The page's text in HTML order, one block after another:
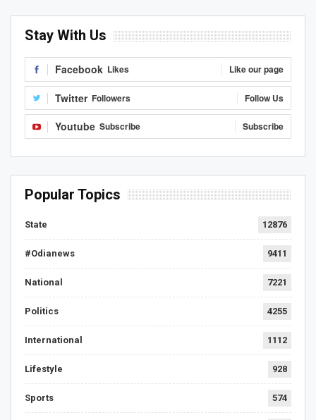
Stay With Us
Facebook Likes Like our page
Twitter Followers Follow Us
Youtube Subscribe Subscribe
Popular Topics
State 12876
#Odianews 9411
National 7221
Politics 4255
International 1112
Lifestyle 928
Sports 574